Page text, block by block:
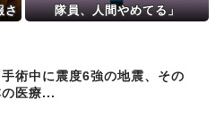
さ
隊員、人間やめてる」
術中に震度6強の地震、その
医療...